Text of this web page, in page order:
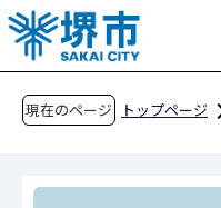
こ
の
ペ
現在のページ トップページ
堺市文化芸術